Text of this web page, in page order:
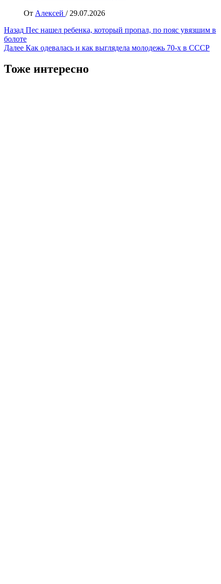
От Алексей / 29.07.2026
Навигация
записи
Назад Пес нашел ребенка, который пропал, по пояс увязшим в
болоте
Далее Как одевалась и как выглядела молодежь 70-х в СССР
Тоже интересно